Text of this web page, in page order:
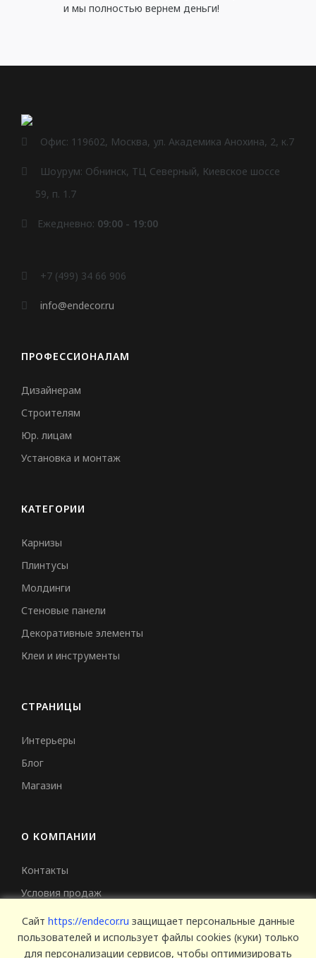
и мы полностью вернем деньги!
Офис: 119602, Москва, ул. Академика Анохина, 2, к.7
Шоурум: Обнинск, ТЦ Северный, Киевское шоссе
59, п. 1.7
Ежедневно: 09:00 - 19:00
+7 (499) 34 66 906
info@endecor.ru
ПРОФЕССИОНАЛАМ
Дизайнерам
Строителям
Юр. лицам
Установка и монтаж
КАТЕГОРИИ
Карнизы
Плинтусы
Молдинги
Стеновые панели
Декоративные элементы
Клеи и инструменты
СТРАНИЦЫ
Интерьеры
Блог
Магазин
О КОМПАНИИ
Контакты
Условия продаж
Сертификаты
Сайт https://endecor.ru защищает персональные данные
пользователей и использует файлы cookies (куки) только
для персонализации сервисов, чтобы оптимизировать